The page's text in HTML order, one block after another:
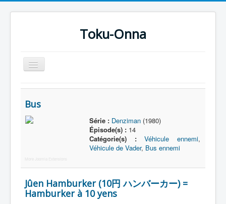
Toku-Onna
Basculer
la
Accueil
Toku-Actrices
Toku-Critiques
Dessins
Bus
Série : Denziman(1980)
Épisode(s) :14
Catégorie(s) :
Véhicule ennemi,
Véhicule de Vader, Bus ennemi
More Joomla Extensions
Jûen Hamburker (10円 ハンバーカー) =
Hamburker à 10 yens